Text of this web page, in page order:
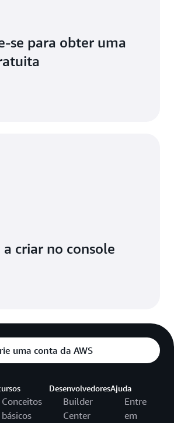
se para obter uma
a criar no console
uma conta da AWS
Conceitos
básicos
Desenvolvedores
Builder
Center
Ajuda
Entre
em